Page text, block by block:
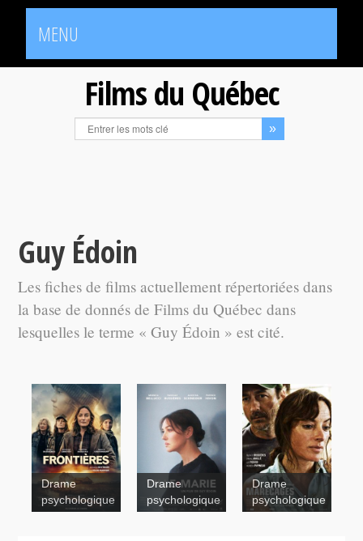
MENU
Films du Québec
Guy Édoin
Les fiches de films actuellement répertoriées dans
la base de donnés de Films du Québec dans
lesquelles le terme « Guy Édoin » est cité.
Drame
psychologique
Drame
psychologique
Drame
psychologique